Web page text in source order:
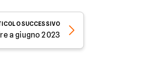
SUCCESSIVO
a giugno 2023